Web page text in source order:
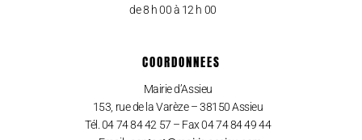
de 8 h 00 à 12 h 00
COORDONNEES
Mairie d’Assieu
153, rue de la Varèze – 38150 Assieu
Tél. 04 74 84 42 57 – Fax 04 74 84 49 44